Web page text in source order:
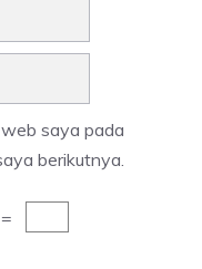
saya pada
berikutnya.